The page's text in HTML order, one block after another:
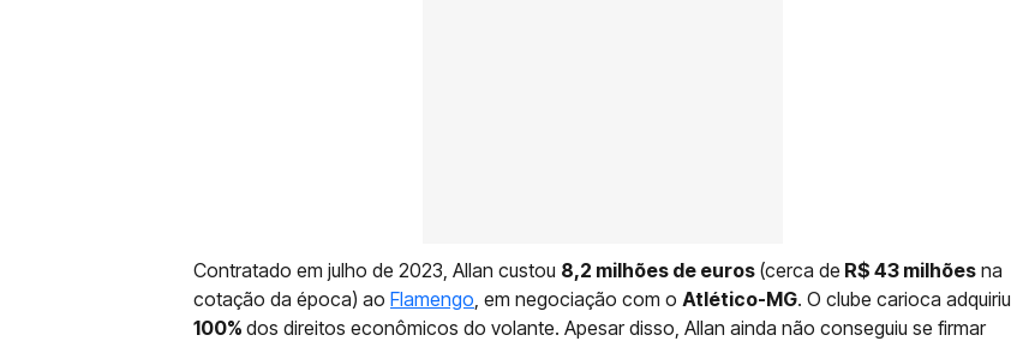
Contratado em julho de 2023, Allan custou 8,2 milhões de euros (cerca de R$ 43 milhões na
cotação da época) ao Flamengo, em negociação com o Atlético-MG. O clube carioca adquiriu
100% dos direitos econômicos do volante. Apesar disso, Allan ainda não conseguiu se firmar